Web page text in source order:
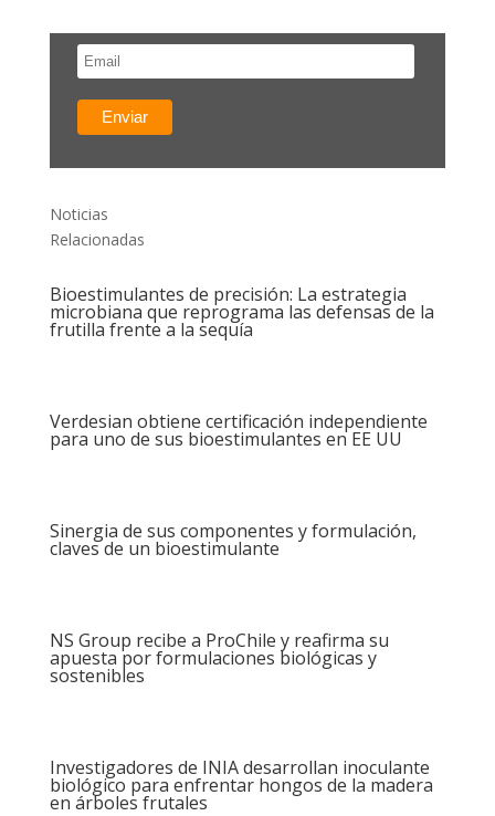
Noticias
Relacionadas
Bioestimulantes de precisión: La estrategia
microbiana que reprograma las defensas de la
frutilla frente a la sequía
Verdesian obtiene certificación independiente
para uno de sus bioestimulantes en EE UU
Sinergia de sus componentes y formulación,
claves de un bioestimulante
NS Group recibe a ProChile y reafirma su
apuesta por formulaciones biológicas y
sostenibles
Investigadores de INIA desarrollan inoculante
biológico para enfrentar hongos de la madera
en árboles frutales